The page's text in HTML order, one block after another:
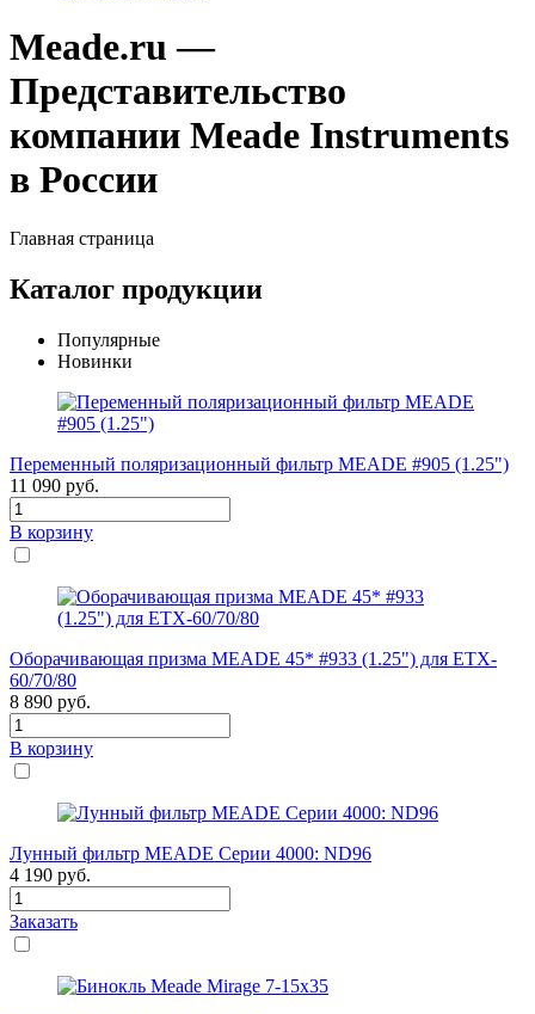
Meade.ru —
Представительство
компании Meade Instruments
в России
Главная страница
Каталог продукции
Популярные
Новинки
Переменный поляризационный фильтр MEADE #905 (1.25")
11 090 руб.
В корзину
Оборачивающая призма MEADE 45* #933 (1.25") для ETX-
60/70/80
8 890 руб.
В корзину
Лунный фильтр MEADE Серии 4000: ND96
4 190 руб.
Заказать